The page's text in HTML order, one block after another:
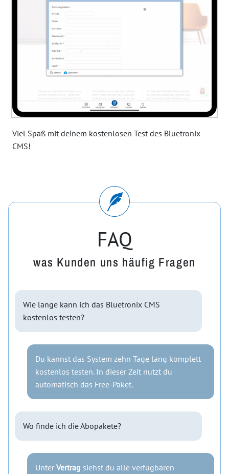
Viel Spaß mit deinem kostenlosen Test des Bluetronix
CMS!
FAQ
was Kunden uns häufig Fragen
Wie lange kann ich das Bluetronix CMS
kostenlos testen?
Du kannst das System zehn Tage lang komplett
kostenlos testen. In dieser Zeit nutzt du
automatisch das Free-Paket.
Wo finde ich die Abopakete?
Unter Vertrag siehst du alle verfügbaren